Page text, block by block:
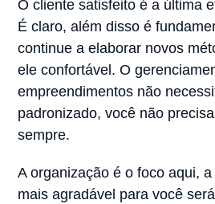
O cliente satisfeito é a última
É claro, além disso é
continue a elaborar novos
ele confortável. O
empreendimentos não
padronizado, você não
sempre.
A organização é o foco aqui,
mais agradável para você